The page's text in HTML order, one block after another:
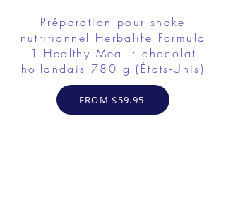
Préparation pour shake
nutritionnel Herbalife Formula
1 Healthy Meal : chocolat
hollandais 780 g (États-Unis)
FROM $59.95